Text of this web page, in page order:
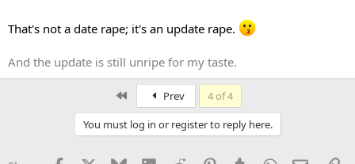
That's not a date rape; it's an update rape.
And the update is still unripe for my taste.
Prev
4 of 4
You must log in or register to reply here.